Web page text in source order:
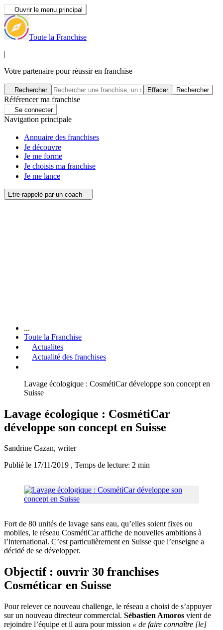
Ouvrir le menu principal
Toute la Franchise
|
Votre partenaire pour réussir en franchise
Rechercher Effacer Rechercher
Référencer ma franchise
Se connecter
Navigation principale
Annuaire des franchises
Je découvre
Je me forme
Je choisis ma franchise
Je me lance
Etre rappelé par un coach
...
Toute la Franchise
Actualites
Actualité des franchises
Lavage écologique : CosmétiCar développe son concept en
Suisse
Lavage écologique : CosmétiCar
développe son concept en Suisse
Sandrine Cazan, writer
Publié le 17/11/2019 , Temps de lecture: 2 min
Fort de 80 unités de lavage sans eau, qu’elles soient fixes ou
mobiles, le réseau CosmétiCar affiche de nouvelles ambitions à
l’international. C’est particulièrement en Suisse que l’enseigne a
décidé de se développer.
Objectif : ouvrir 30 franchises
Cosméticar en Suisse
Pour relever ce nouveau challenge, le réseau a choisi de s’appuyer
sur un nouveau directeur commercial. Sébastien Amoros vient de
rejoindre l’équipe et il aura pour mission « de faire connaître [le]